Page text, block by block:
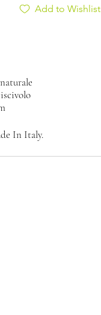
Add to Wishlist
In Italy.